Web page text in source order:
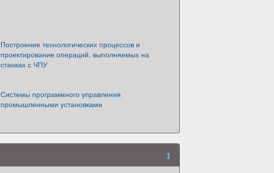
Построение технологических процессов и
проектирование операций, выполняемых на
станках с ЧПУ
Системы программного управления
промышленными установками